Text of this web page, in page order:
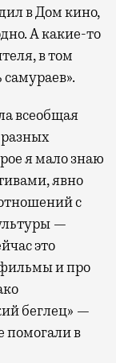
в Дом кино,
А какие-то
в том
всеобщая
я мало знаю
явно
с
—
это
и про
беглец» —
помогали в